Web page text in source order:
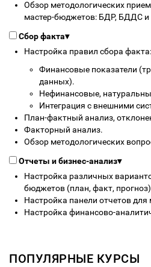
Обзор методологических
мастер-бюджетов: БДР, БДДС
Сбор факта▾
Настройка правил сбора факта:
Финансовые показатели
данных).
Нефинансовые,
Интеграция с внешними
План-фактный анализ,
Факторный анализ.
Обзор методологических
Отчеты и бизнес-анализ▾
Настройка различных
бюджетов (план, факт,
Настройка панели отчетов
Настройка финансово-
ПОПУЛЯРНЫЕ КУРСЫ